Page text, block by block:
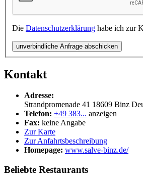
Die Datenschutzerklärung habe ich zur
unverbindliche Anfrage abschicken
Kontakt
Adresse:
Strandpromenade 41 18609 Binz
Telefon: +49 383... anzeigen
Fax: keine Angabe
Zur Karte
Zur Anfahrtsbeschreibung
Homepage: www.salve-binz.de/
Beliebte Restaurants